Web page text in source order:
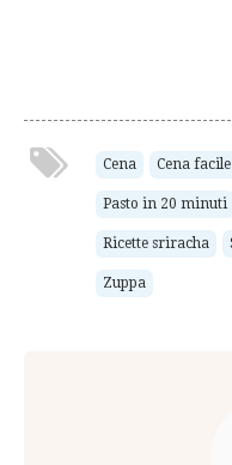
Cena Cena facile
Pasto in 20 minuti
Ricette sriracha
Zuppa